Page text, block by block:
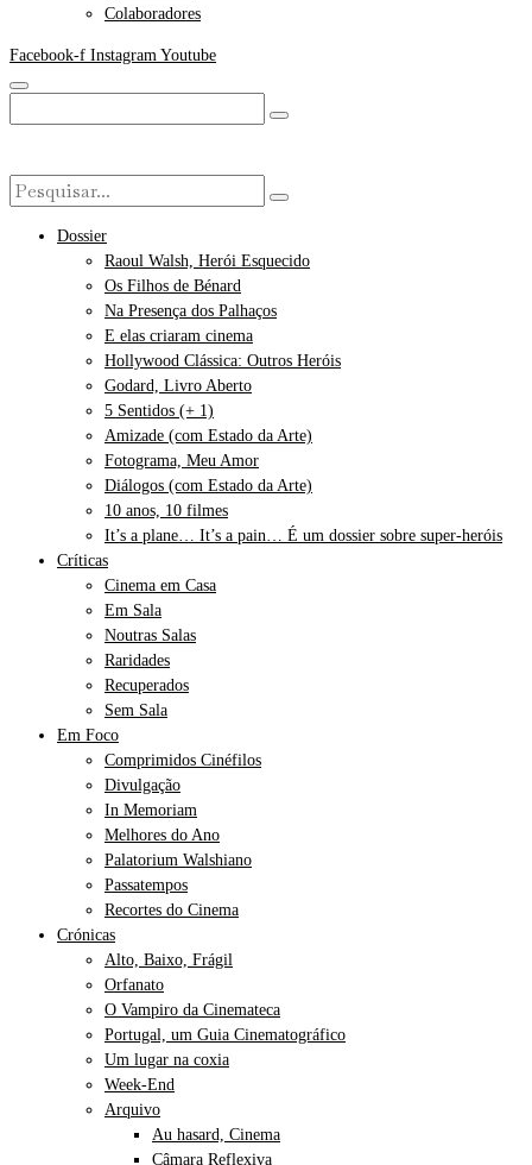
Colaboradores
Facebook-f Instagram Youtube
Dossier
Raoul Walsh, Herói Esquecido
Os Filhos de Bénard
Na Presença dos Palhaços
E elas criaram cinema
Hollywood Clássica: Outros Heróis
Godard, Livro Aberto
5 Sentidos (+ 1)
Amizade (com Estado da Arte)
Fotograma, Meu Amor
Diálogos (com Estado da Arte)
10 anos, 10 filmes
It’s a plane… It’s a pain… É um dossier sobre super-heróis
Críticas
Cinema em Casa
Em Sala
Noutras Salas
Raridades
Recuperados
Sem Sala
Em Foco
Comprimidos Cinéfilos
Divulgação
In Memoriam
Melhores do Ano
Palatorium Walshiano
Passatempos
Recortes do Cinema
Crónicas
Alto, Baixo, Frágil
Orfanato
O Vampiro da Cinemateca
Portugal, um Guia Cinematográfico
Um lugar na coxia
Week-End
Arquivo
Au hasard, Cinema
Câmara Reflexiva